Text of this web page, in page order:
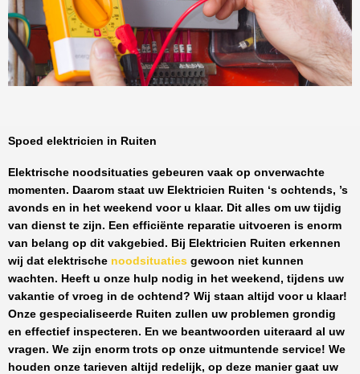
Spoed elektricien in Ruiten
Elektrische noodsituaties gebeuren vaak op onverwachte
momenten. Daarom staat uw Elektricien Ruiten ‘s ochtends, ’s
avonds en in het weekend voor u klaar. Dit alles om uw tijdig
van dienst te zijn. Een efficiënte reparatie uitvoeren is enorm
van belang op dit vakgebied. Bij Elektricien Ruiten erkennen
wij dat elektrische noodsituaties gewoon niet kunnen
wachten. Heeft u onze hulp nodig in het weekend, tijdens uw
vakantie of vroeg in de ochtend? Wij staan altijd voor u klaar!
Onze gespecialiseerde Ruiten zullen uw problemen grondig
en effectief inspecteren. En we beantwoorden uiteraard al uw
vragen. We zijn enorm trots op onze uitmuntende service! We
houden onze tarieven altijd redelijk, op deze manier gaat uw